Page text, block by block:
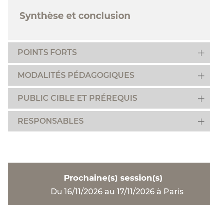
Synthèse et conclusion
POINTS FORTS
MODALITÉS PÉDAGOGIQUES
PUBLIC CIBLE ET PRÉREQUIS
RESPONSABLES
Prochaine(s) session(s)
Du 16/11/2026 au 17/11/2026 à Paris